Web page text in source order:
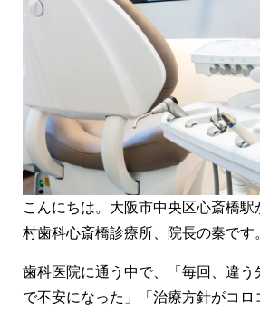
精密根管治療（マイクロエンド
マウスピース矯正（インビザ
静脈内鎮静法 / 笑気麻酔
企業歯科検診
LiCCA Lab（技工所）
治療費
症例
料金表
こんにちは。大阪市中央区心斎橋
村歯科心斎橋診療所、院長の秦です
歯科医院に通う中で、「毎回、違う
で不安になった」「治療方針がコロ